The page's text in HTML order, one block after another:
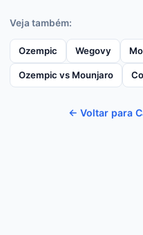
Veja também:
Ozempic Wegovy
Ozempic vs Mounjaro
← Voltar para